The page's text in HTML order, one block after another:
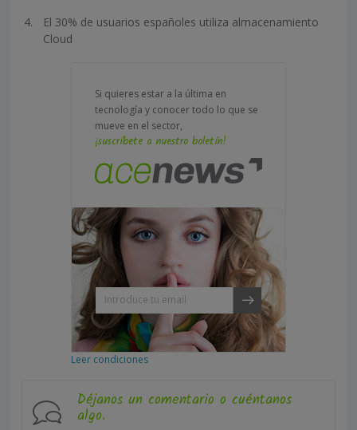
El 30% de usuarios españoles utiliza almacenamiento
Cloud
Si quieres estar a la última en
tecnología y conocer todo lo que se
mueve en el sector,
¡suscríbete a nuestro boletín!
Leer condiciones
Déjanos un comentario o cuéntanos
algo.